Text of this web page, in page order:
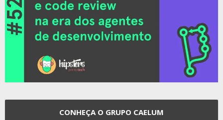
CONHEÇA O GRUPO CAELUM